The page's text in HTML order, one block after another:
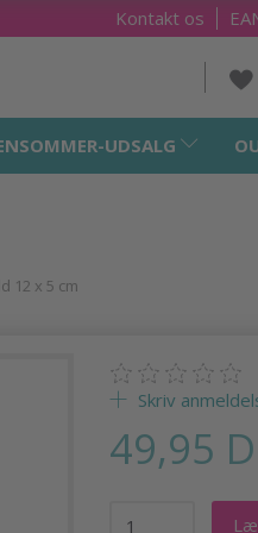
Kontakt os
UDSALG
12 x 5 cm
Skriv
49,95